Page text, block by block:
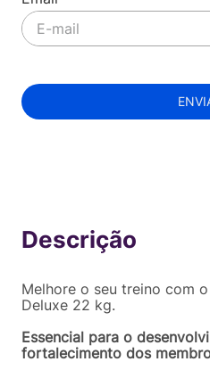
Melhore o seu treino com
Deluxe 22 kg.
Essencial para o
fortalecimento dos